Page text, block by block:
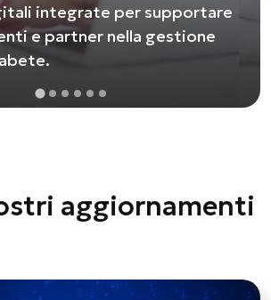
integrate per supportare
e partner nella gestione
aggiornamenti